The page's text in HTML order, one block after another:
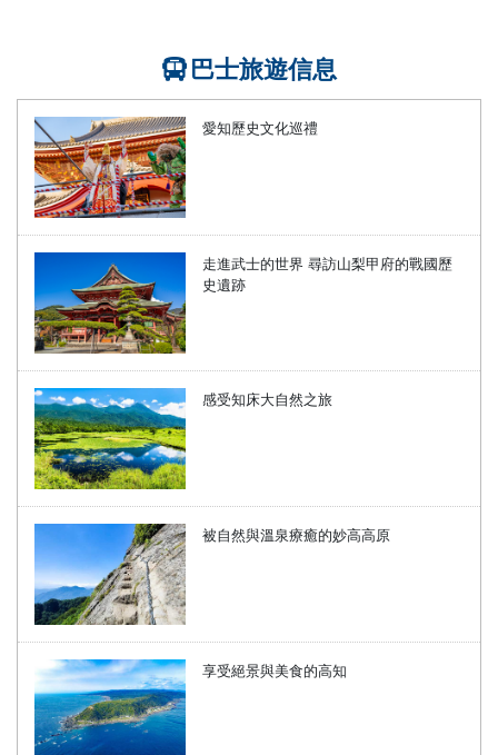
巴士旅遊信息
愛知歷史文化巡禮
走進武士的世界 尋訪山梨甲府的戰國歷
史遺跡
感受知床大自然之旅
被自然與溫泉療癒的妙高高原
享受絕景與美食的高知